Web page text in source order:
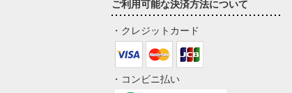
ご利用可能な決済方法について
・クレジットカード
・コンビニ払い